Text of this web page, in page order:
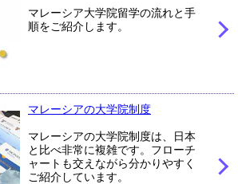
マレーシア大学院留学の流れと手
順をご紹介します。
マレーシアの大学院制度
マレーシアの大学院制度は、日本
と比べ非常に複雑です。フローチ
ャートも交えながら分かりやすく
ご紹介しています。